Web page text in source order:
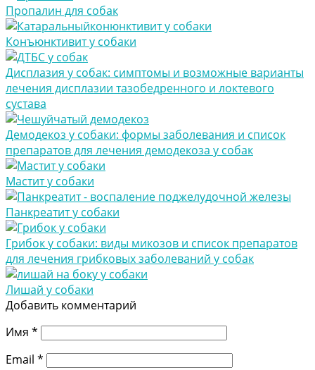
Пропалин для собак
Конъюнктивит у собаки
Дисплазия у собак: симптомы и возможные варианты
лечения дисплазии тазобедренного и локтевого
сустава
Демодекоз у собаки: формы заболевания и список
препаратов для лечения демодекоза у собак
Мастит у собаки
Панкреатит у собаки
Грибок у собаки: виды микозов и список препаратов
для лечения грибковых заболеваний у собак
Лишай у собаки
Добавить комментарий
Имя *
Email *